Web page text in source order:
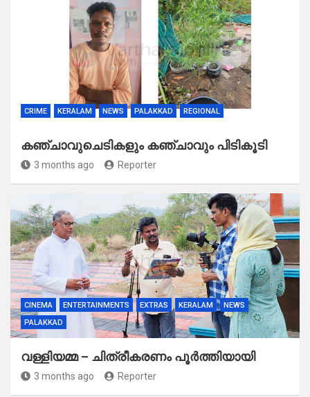
CRIME KERALAM NEWS PALAKKAD REGIONAL
കഞ്ചാവുചെടികളും കഞ്ചാവും പിടികൂടി
3 months ago Reporter
CINEMA ENTERTAINMENTS EXTRAS KERALAM
NEWS
PALAKKAD
വള്ളിയമ്മ – ചിത്രീകരണം പൂർത്തിയായി
3 months ago Reporter